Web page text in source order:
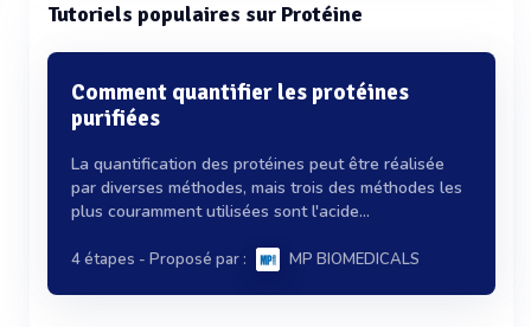
Tutoriels populaires sur Protéine
Comment quantifier les protéines
purifiées
La quantification des protéines peut être réalisée
par diverses méthodes, mais trois des méthodes les
plus couramment utilisées sont l'acide...
4 étapes - Proposé par : MP BIOMEDICALS